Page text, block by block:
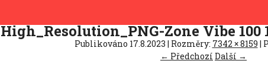
High_Resolution_PNG-Zone Vibe 100
Publikováno 17.8.2023 | Rozměry: 7342 × 8159 |
← Předchozí Další →